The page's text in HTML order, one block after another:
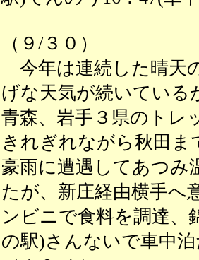
（９/３０）
今年は連続した晴天
げな天気が続いている
青森、岩手３県のトレ
きれぎれながら秋田ま
豪雨に遭遇してあつみ
たが、新庄経由横手へ
ンビニで食料を調達、
の駅)さんないで車中